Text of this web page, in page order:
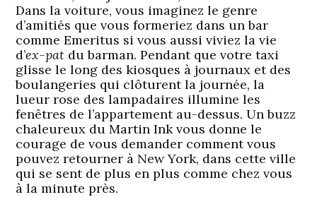
Dans la voiture, vous imaginez le genre
d’amitiés que vous formeriez dans un bar
comme Emeritus si vous aussi viviez la vie
d’ex-pat du barman. Pendant que votre taxi
glisse le long des kiosques à journaux et des
boulangeries qui clôturent la journée, la
lueur rose des lampadaires illumine les
fenêtres de l’appartement au-dessus. Un buzz
chaleureux du Martin Ink vous donne le
courage de vous demander comment vous
pouvez retourner à New York, dans cette ville
qui se sent de plus en plus comme chez vous
à la minute près.